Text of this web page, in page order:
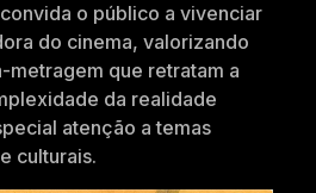
o público a vivenciar
do cinema, valorizando
que retratam a
da realidade
atenção a temas
culturais.